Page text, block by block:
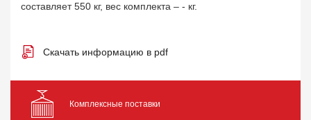
составляет 550 кг, вес комплекта – - кг.
Скачать информацию в pdf
Комплексные поставки